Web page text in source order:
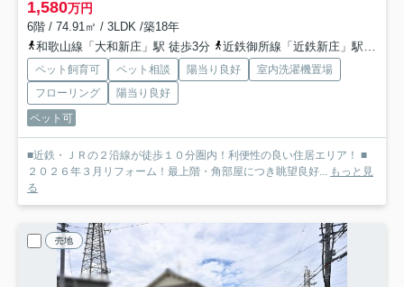
1,580万円
6階 / 74.91㎡ / 3LDK /築18年
和歌山線「大和新庄」駅 徒歩3分
近鉄御所線「近鉄新庄」駅 徒歩9分
ペット飼育可 ペット相談 陽当り良好
室内洗濯機置場
フローリング
陽当り良好
ペット可
■近鉄・ＪＲの２沿線が徒歩１０分圏内！利便性の良い住居エリア！ ■
２０２６年３月リフォーム！最上階・角部屋につき眺望良好...
もっと見
る
売地